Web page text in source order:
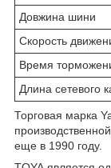
Довжина шини
Скорость
Время
Длина сетевого
Торговая марка
еще в 1990 году.